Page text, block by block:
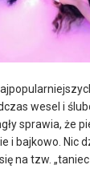
wesel i
sprawia, że
i bajkowo. Nic
na tzw.